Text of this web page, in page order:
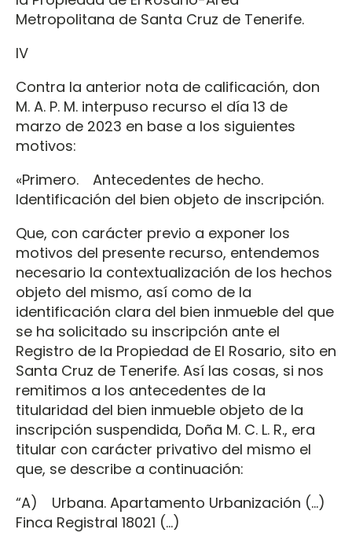
Metropolitana de Santa Cruz de Tenerife.
IV
Contra la anterior nota de calificación, don
M. A. P. M. interpuso recurso el día 13 de
marzo de 2023 en base a los siguientes
motivos:
«Primero. Antecedentes de hecho.
Identificación del bien objeto de inscripción.
Que, con carácter previo a exponer los
motivos del presente recurso, entendemos
necesario la contextualización de los hechos
objeto del mismo, así como de la
identificación clara del bien inmueble del que
se ha solicitado su inscripción ante el
Registro de la Propiedad de El Rosario, sito en
Santa Cruz de Tenerife. Así las cosas, si nos
remitimos a los antecedentes de la
titularidad del bien inmueble objeto de la
inscripción suspendida, Doña M. C. L. R., era
titular con carácter privativo del mismo el
que, se describe a continuación:
“A) Urbana. Apartamento Urbanización (…)
Finca Registral 18021 (…)